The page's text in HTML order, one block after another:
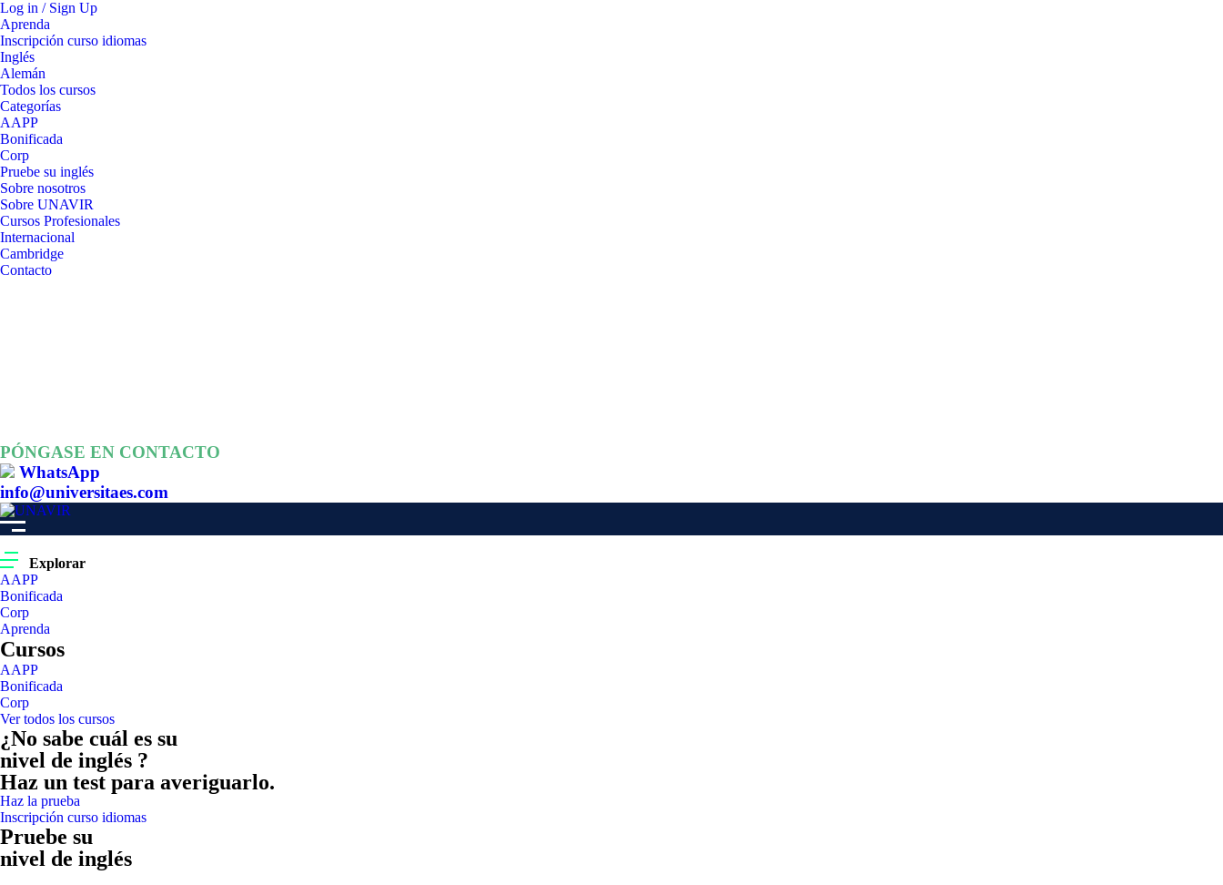
Log in / Sign Up
Aprenda
Inscripción curso idiomas
Inglés
Alemán
Todos los cursos
Categorías
AAPP
Bonificada
Corp
Pruebe su inglés
Sobre nosotros
Sobre UNAVIR
Cursos Profesionales
Internacional
Cambridge
Contacto
PÓNGASE EN CONTACTO
WhatsApp
info@universitaes.com
Explorar
AAPP
Bonificada
Corp
Aprenda
Cursos
AAPP
Bonificada
Corp
Ver todos los cursos
¿No sabe cuál es su
nivel de inglés ?
Haz un test para averiguarlo.
Haz la prueba
Inscripción curso idiomas
Pruebe su
nivel de inglés